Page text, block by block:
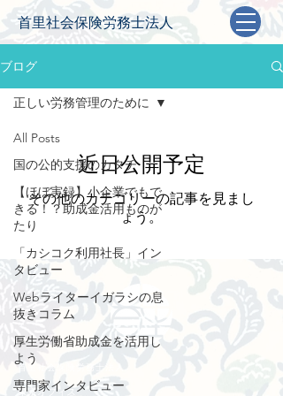
首里社会保険労務士法人
ブログ
All Posts
国の公的支援のカタチ
【ほぼ実録】小企業でもで
きる！？助成金活用ものが
たり
「カシコク利用社長」イン
タビュー
Webライターイガラシの息
抜きコラム
厚生労働省助成金を活用し
よう
専門家インタビュー
正しい労務管理のために
近日公開予定
その他のカテゴリーの記事を見まし
ょう。
​首里社会保険労務士法人
​東京オフィス